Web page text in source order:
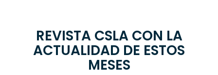
REVISTA CSLA CON LA
ACTUALIDAD DE ESTOS
MESES